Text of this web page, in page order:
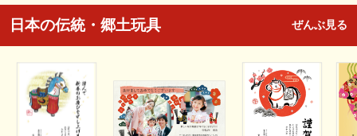
日本の伝統・郷土玩具 ぜんぶ見る